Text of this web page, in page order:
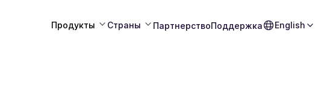
Продукты Страны ПартнерствоПоддержка English